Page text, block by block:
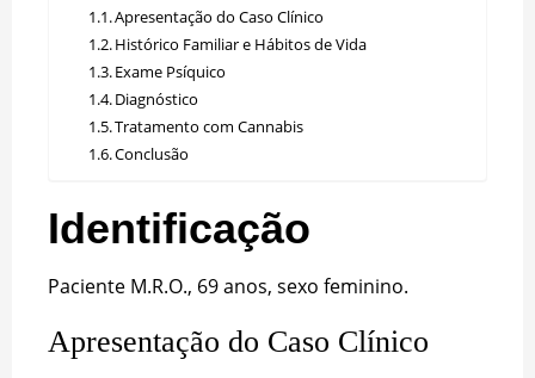
Apresentação do Caso Clínico
Histórico Familiar e Hábitos de Vida
Exame Psíquico
Diagnóstico
Tratamento com Cannabis
Conclusão
Identificação
Paciente M.R.O., 69 anos, sexo feminino.
Apresentação do Caso Clínico